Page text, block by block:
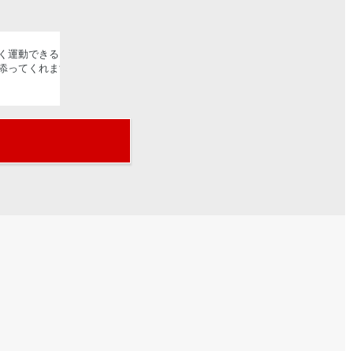
動できる「レッスン」の良い所を30分に1つにな
てくれます。月会費も低価格なのでとても通いや